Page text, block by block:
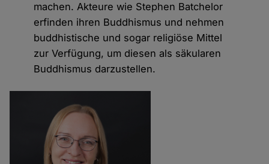
machen. Akteure wie Stephen Batchelor
erfinden ihren Buddhismus und nehmen
buddhistische und sogar religiöse Mittel
zur Verfügung, um diesen als säkularen
Buddhismus darzustellen.